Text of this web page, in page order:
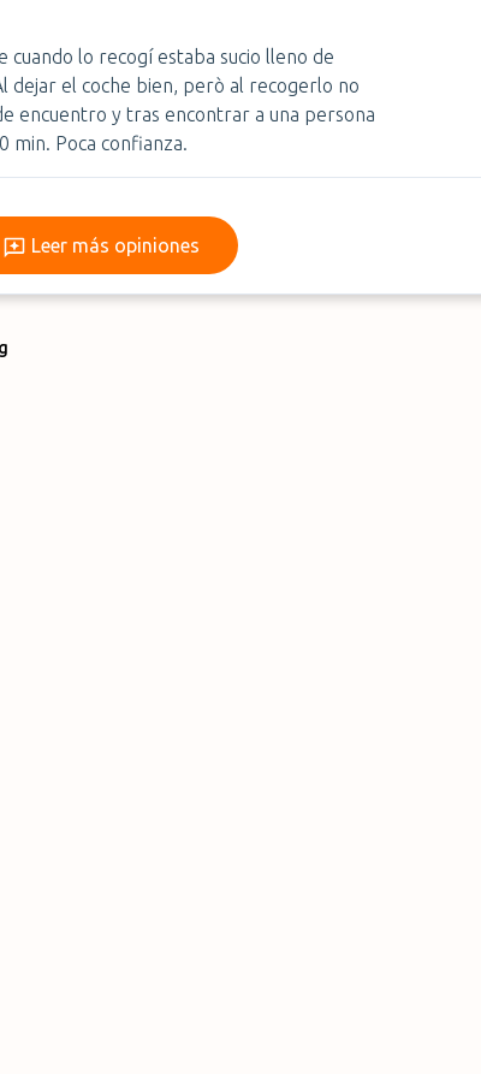
lo recogí estaba sucio lleno de
dejar el coche bien, però al recogerlo no
encuentro y tras encontrar a una persona
min. Poca confianza.
Leer más opiniones
Leer más opiniones